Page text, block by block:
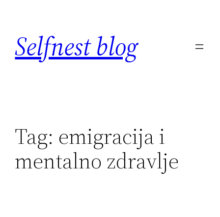
content
Selfnest blog
Tag: emigracija i
mentalno zdravlje